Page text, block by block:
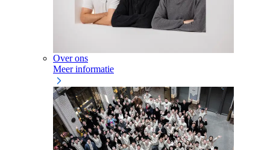
Over ons
Meer informatie